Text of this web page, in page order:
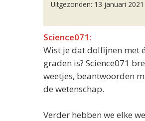
Uitgezonden: 13 januari 2021
Science071:
Wist je dat dolfijnen met
graden is? Science071
weetjes, beantwoorden
de wetenschap.
Verder hebben we elke